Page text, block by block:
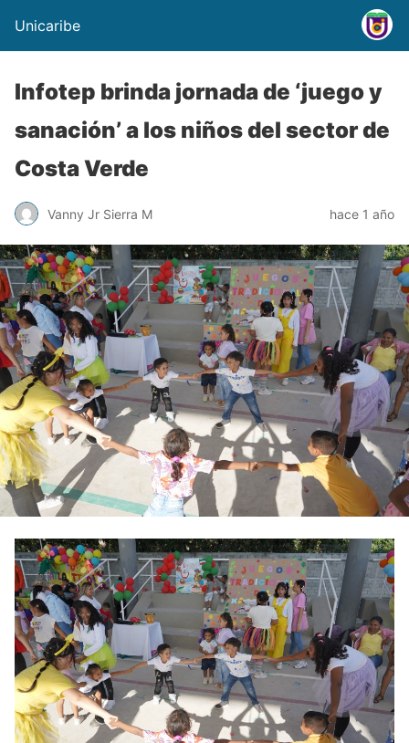
Unicaribe
Infotep brinda jornada de ‘juego y
sanación’ a los niños del sector de
Costa Verde
Vanny Jr Sierra M hace 1 año